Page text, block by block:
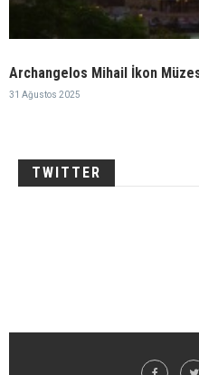
Archangelos Mihail İkon
31 Ağustos 2025
TWITTER